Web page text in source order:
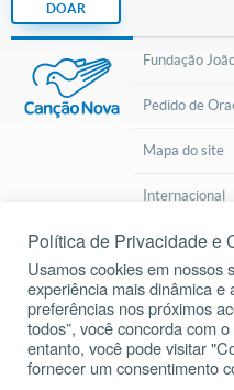
DOAR
Fundação
Pedido de
Mapa do site
Internacional
cancaonova.com © 2002 – 2026Todos
Política de Privacidade e
Usamos cookies em nossos
experiência mais dinâmica
preferências nos próximos
todos”, você concorda com
entanto, você pode visitar
fornecer um consentimento
Inscreva-